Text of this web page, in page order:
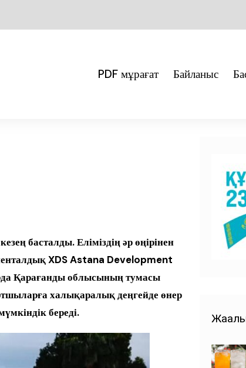
PDF мұрағат Байланыс
басталды. Еліміздің әр өңірінен
XDS Astana Development
Қарағанды облысының тумасы
халықаралық деңгейде өнер
береді.